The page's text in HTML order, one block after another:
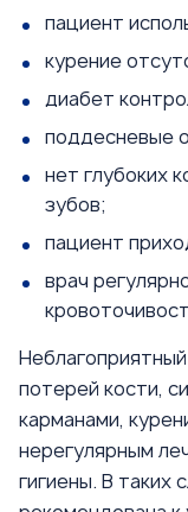
пациент
курение
диабет
поддесневые
нет глубоких
зубов;
пациент
врач
потерей кости,
карманами,
нерегулярным
гигиены. В таких